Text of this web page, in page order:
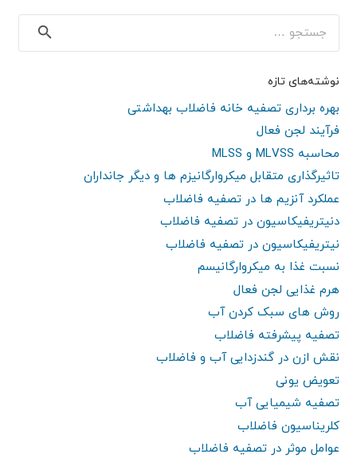
برای:
نوشته‌های تازه
بهره برداری تصفیه خانه فاضلاب بهداشتی
فرآیند لجن فعال
محاسبه MLVSS و MLSS
تاثیرگذاری متقابل میکروارگانیزم ها و دیگر جانداران
عملکرد آنزیم ها در تصفیه فاضلاب
دنیتریفیکاسیون در تصفیه فاضلاب
نیتریفیکاسیون در تصفیه فاضلاب
نسبت غذا به میکروارگانیسم
هرم غذایی لجن فعال
روش های سبک کردن آب
تصفیه پیشرفته فاضلاب
نقش ازن در گندزدایی آب و فاضلاب
تعویض یونی
تصفیه شیمیایی آب
کلریناسیون فاضلاب
عوامل موثر در تصفیه فاضلاب